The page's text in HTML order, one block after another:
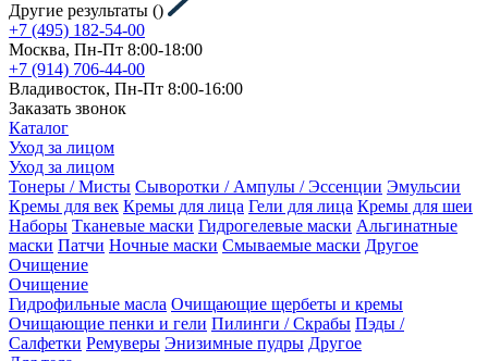
Другие результаты ()
+7 (495) 182-54-00
Москва, Пн-Пт 8:00-18:00
+7 (914) 706-44-00
Владивосток, Пн-Пт 8:00-16:00
Заказать звонок
Каталог
Уход за лицом
Уход за лицом
Тонеры / Мисты Сыворотки / Ампулы / Эссенции Эмульсии
Кремы для век Кремы для лица Гели для лица Кремы для шеи
Наборы Тканевые маски Гидрогелевые маски Альгинатные
маски Патчи Ночные маски Смываемые маски Другое
Очищение
Очищение
Гидрофильные масла Очищающие щербеты и кремы
Очищающие пенки и гели Пилинги / Скрабы Пэды /
Салфетки Ремуверы Энизимные пудры Другое